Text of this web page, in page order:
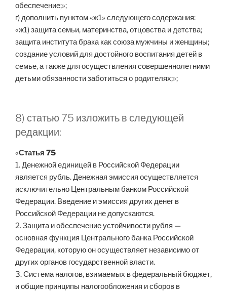
обеспечение;»;
г) дополнить пунктом «ж1» следующего содержания:
«ж1) защита семьи, материнства, отцовства и детства;
защита института брака как союза мужчины и женщины;
создание условий для достойного воспитания детей в
семье, а также для осуществления совершеннолетними
детьми обязанности заботиться о родителях;»;
8) статью 75 изложить в следующей
редакции:
«Статья 75
1. Денежной единицей в Российской Федерации
является рубль. Денежная эмиссия осуществляется
исключительно Центральным банком Российской
Федерации. Введение и эмиссия других денег в
Российской Федерации не допускаются.
2. Защита и обеспечение устойчивости рубля —
основная функция Центрального банка Российской
Федерации, которую он осуществляет независимо от
других органов государственной власти.
3. Система налогов, взимаемых в федеральный бюджет,
и общие принципы налогообложения и сборов в